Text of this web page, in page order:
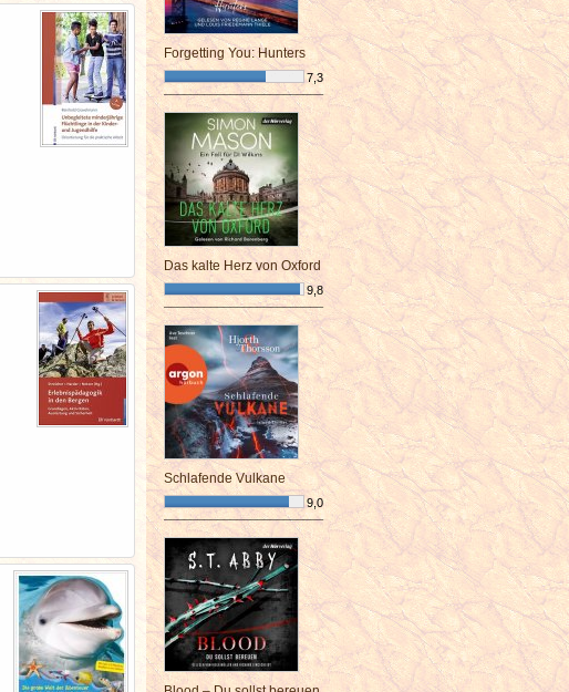
Forgetting You: Hunters
7,3
¯¯¯¯¯¯¯¯¯¯¯¯¯¯¯¯¯¯¯¯¯¯¯¯
Das kalte Herz von Oxford
9,8
¯¯¯¯¯¯¯¯¯¯¯¯¯¯¯¯¯¯¯¯¯¯¯¯
Schlafende Vulkane
9,0
¯¯¯¯¯¯¯¯¯¯¯¯¯¯¯¯¯¯¯¯¯¯¯¯